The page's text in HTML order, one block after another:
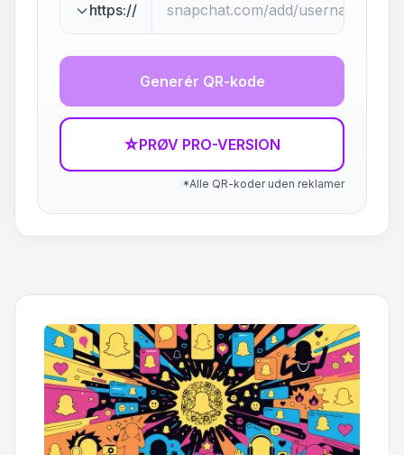
https://
Generér QR-kode
☆PRØV PRO-VERSION
*Alle QR-koder uden reklamer